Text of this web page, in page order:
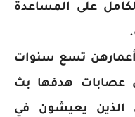
على المساعدة
أعمارهن تسع سنوات
عصابات هدفها بث
الذين يعيشون في